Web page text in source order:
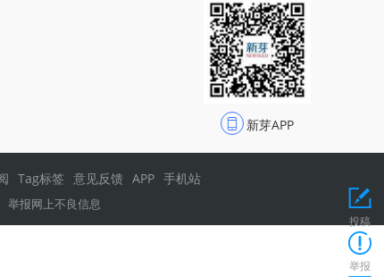
新芽APP
Tag标签 意见反馈 APP 手机站
举报网上不良信息
投稿
举报